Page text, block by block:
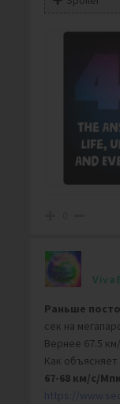
Раньше
сек на
Вернее 67.5
Как объясняет
67-68 км/с/Мпк
https://